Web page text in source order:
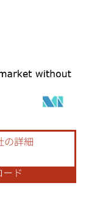
示が必要です。